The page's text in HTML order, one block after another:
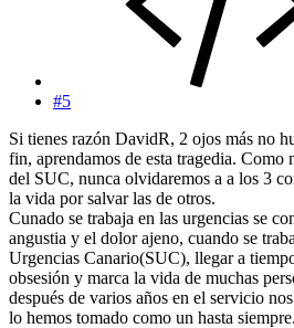
#5
Si tienes razón DavidR, 2 ojos más no
fin, aprendamos de esta tragedia. Como
del SUC, nunca olvidaremos a a los 3
la vida por salvar las de otros.
Cunado se trabaja en las urgencias se
angustia y el dolor ajeno, cuando se
Urgencias Canario(SUC), llegar a
obsesión y marca la vida de muchas
después de varios años en el servicio
lo hemos tomado como un hasta siempre.